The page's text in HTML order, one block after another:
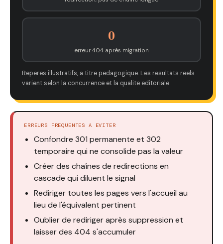
0
erreur 404 après migration
Reperes illustratifs, a titre pedagogique. Les resultats reels
varient selon la concurrence et la qualite editoriale.
ERREURS FREQUENTES A EVITER
Confondre 301 permanente et 302
temporaire qui ne consolide pas la valeur
Créer des chaînes de redirections en
cascade qui diluent le signal
Rediriger toutes les pages vers l'accueil au
lieu de l'équivalent pertinent
Oublier de rediriger après suppression et
laisser des 404 s'accumuler